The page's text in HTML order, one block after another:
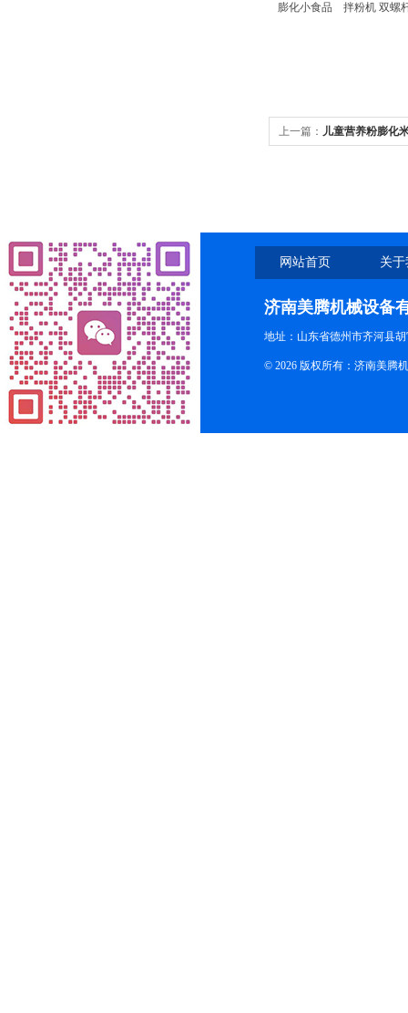
膨化小食品 拌粉机 双螺
上一篇： 儿童营养粉膨化
网站首页 关
济南美腾机械设备
地址：山东省德州市齐河县
© 2026 版权所有：济南美腾